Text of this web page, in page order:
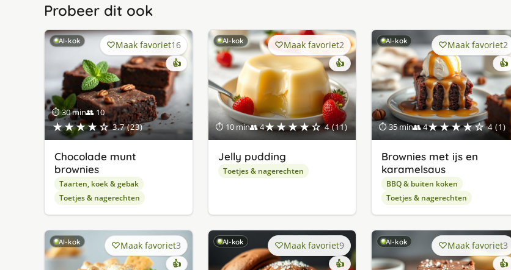
Probeer dit ook
AI-kok
⏱ 30 min👥 10
★★★★☆ 3.7 (23)
Maak favoriet16
👍
Chocolade munt
brownies
Taarten, koek & gebak
Toetjes & nagerechten
AI-kok
⏱ 10 min👥 4★★★★☆ 4 (11)
Maak favoriet2
👍
Jelly pudding
Toetjes & nagerechten
AI-kok
⏱ 35 min👥 4★★★★☆ 4 (1)
Maak favoriet2
👍
Brownies met ijs en
karamelsaus
BBQ & buiten koken
Toetjes & nagerechten
AI-kok Maak favoriet3
👍
AI-kok Maak favoriet9
👍
AI-kok Maak favoriet3
👍